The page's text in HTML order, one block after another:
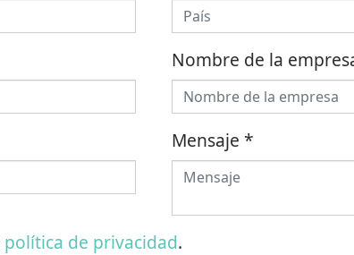
Nombre de la
Mensaje *
política de privacidad.